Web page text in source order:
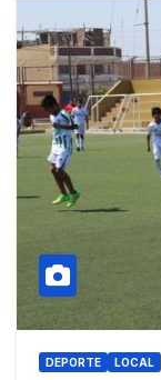
DEPORTE LOCAL